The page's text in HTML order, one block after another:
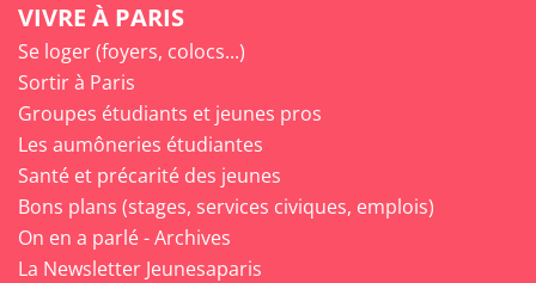
VIVRE À PARIS
Se loger (foyers, colocs...)
Sortir à Paris
Groupes étudiants et jeunes pros
Les aumôneries étudiantes
Santé et précarité des jeunes
Bons plans (stages, services civiques, emplois)
On en a parlé - Archives
La Newsletter Jeunesaparis